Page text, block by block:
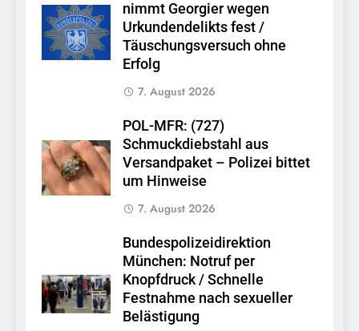
nimmt Georgier wegen
Urkundendelikts fest /
Täuschungsversuch ohne
Erfolg
7. August 2026
POL-MFR: (727)
Schmuckdiebstahl aus
Versandpaket – Polizei bittet
um Hinweise
7. August 2026
Bundespolizeidirektion
München: Notruf per
Knopfdruck / Schnelle
Festnahme nach sexueller
Belästigung